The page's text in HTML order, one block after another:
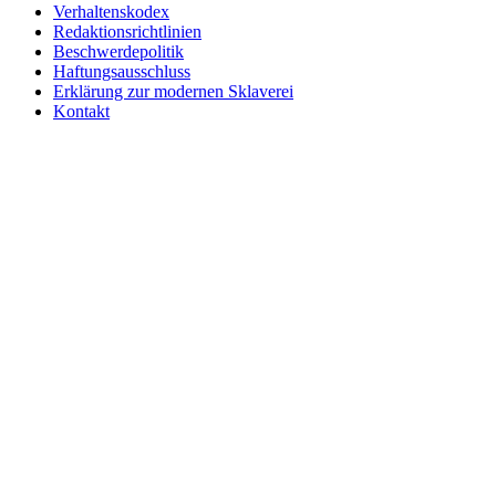
Verhaltenskodex
Redaktionsrichtlinien
Beschwerdepolitik
Haftungsausschluss
Erklärung zur modernen Sklaverei
Kontakt